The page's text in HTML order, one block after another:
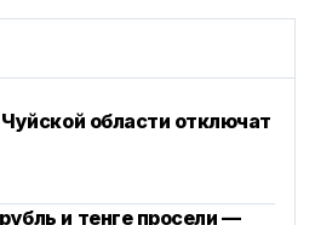
области отключат
и тенге просели —